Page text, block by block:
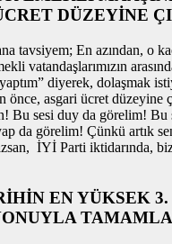
DÜZEYİNE
tavsiyem; En azından, o
vatandaşlarımızın
diyerek, dolaşmak
önce, asgari ücret düzeyine
Bu sesi duy da görelim!
da görelim! Çünkü artık
İYİ Parti iktidarında,
EN YÜKSEK 3.